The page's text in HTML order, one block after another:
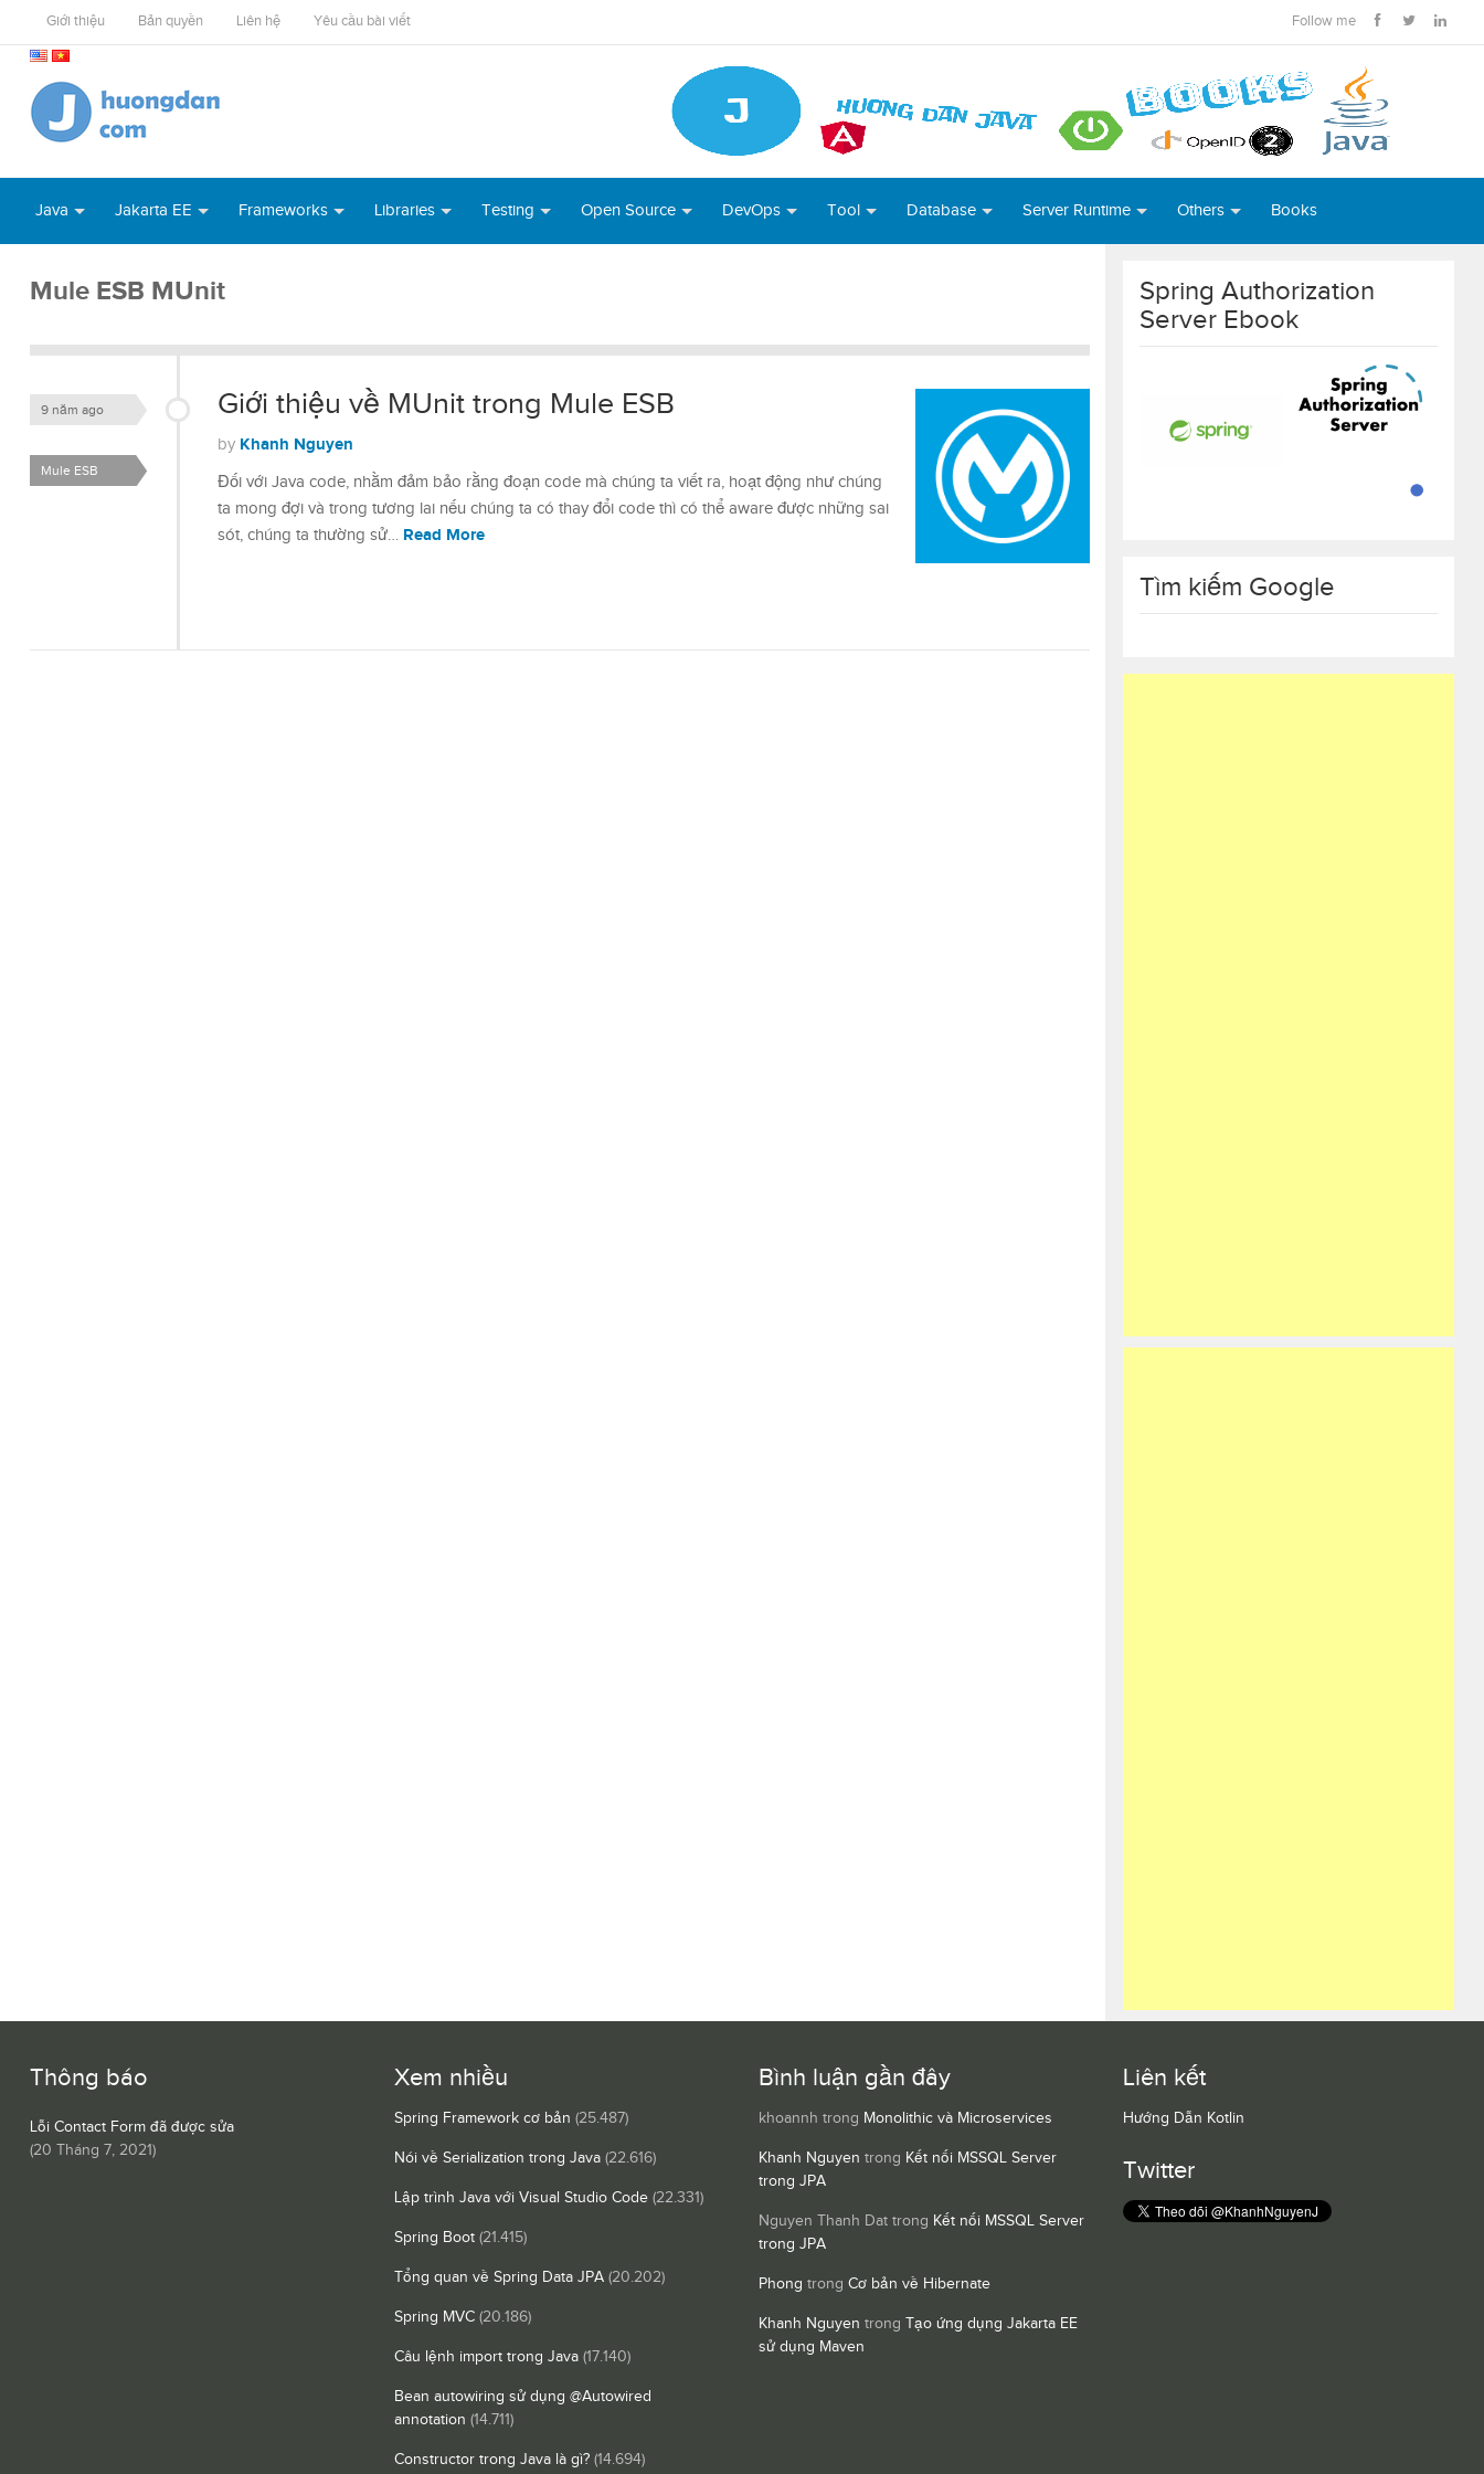
Giới thiệu Bản quyền Liên hệ Yêu cầu bài viết Follow me
Java Jakarta EE Frameworks Libraries Testing Open Source DevOps Tool Database Server Runtime Others Books
Mule ESB MUnit
Giới thiệu về MUnit trong Mule ESB
9 năm ago
by Khanh Nguyen
Mule ESB
Đối với Java code, nhằm đảm bảo rằng đoạn code mà chúng ta viết ra, hoạt động như chúng
ta mong đợi và trong tương lai nếu chúng ta có thay đổi code thì có thể aware được những sai
sót, chúng ta thường sử… Read More
Spring Authorization
Server Ebook
Tìm kiếm Google
Thông báo
Lỗi Contact Form đã được sửa
(20 Tháng 7, 2021)
Xem nhiều
Spring Framework cơ bản (25.487)
Nói về Serialization trong Java (22.616)
Lập trình Java với Visual Studio Code (22.331)
Spring Boot (21.415)
Tổng quan về Spring Data JPA (20.202)
Spring MVC (20.186)
Câu lệnh import trong Java (17.140)
Bean autowiring sử dụng @Autowired
annotation (14.711)
Constructor trong Java là gì? (14.694)
Bình luận gần đây
khoannh trong Monolithic và Microservices
Khanh Nguyen trong Kết nối MSSQL Server
trong JPA
Nguyen Thanh Dat trong Kết nối MSSQL Server
trong JPA
Phong trong Cơ bản về Hibernate
Khanh Nguyen trong Tạo ứng dụng Jakarta EE
sử dụng Maven
Liên kết
Hướng Dẫn Kotlin
Twitter